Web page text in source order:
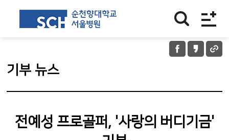
기부 뉴스
전예성 프로골퍼, '사랑의 버디기금'